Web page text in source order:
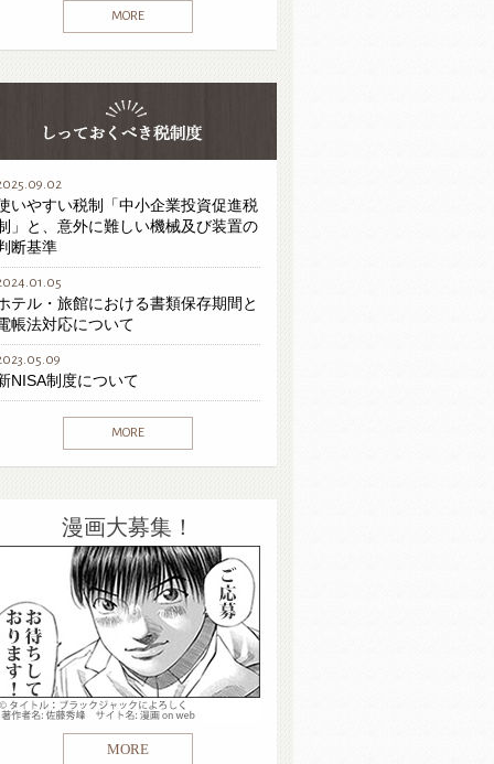
MORE
いやすい税制「中小企業投資促進税
」と、意外に難しい機械及び装置の
断基準
テル・旅館における書類保存期間と
帳法対応について
NISA制度について
MORE
漫画大募集！
MORE